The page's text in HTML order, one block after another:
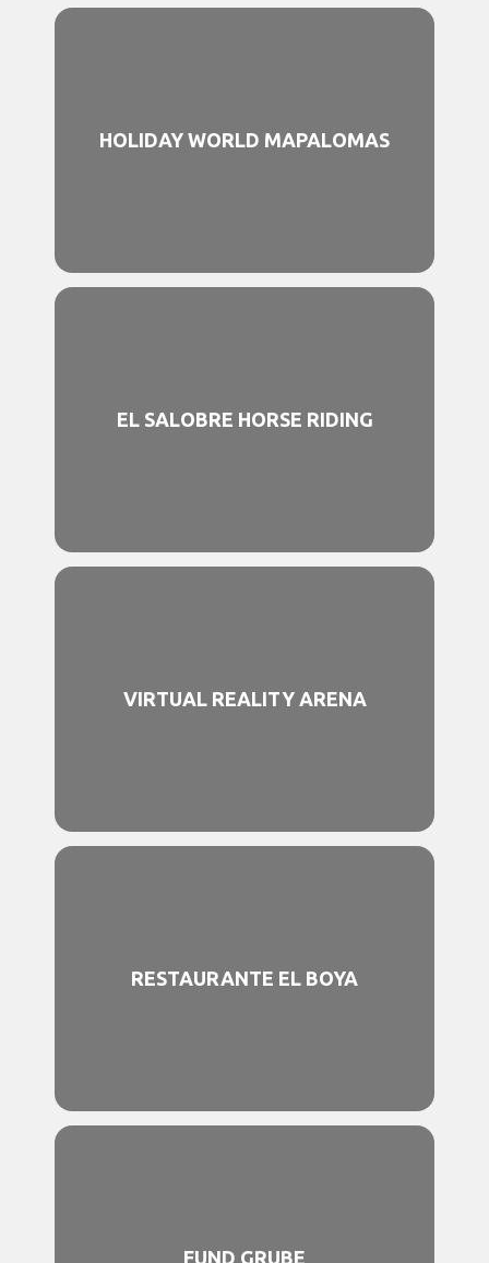
HOLIDAY WORLD MAPALOMAS
EL SALOBRE HORSE RIDING
VIRTUAL REALITY ARENA
RESTAURANTE EL BOYA
FUND GRUBE